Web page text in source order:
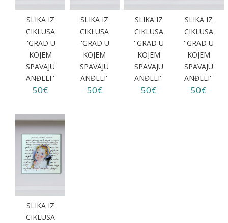
SLIKA IZ
CIKLUSA
''GRAD U
KOJEM
SPAVAJU
ANĐELI''
50€
SLIKA IZ
CIKLUSA
''GRAD U
KOJEM
SPAVAJU
ANĐELI''
50€
SLIKA IZ
CIKLUSA
''GRAD U
KOJEM
SPAVAJU
ANĐELI''
50€
SLIKA IZ
CIKLUSA
''GRAD U
KOJEM
SPAVAJU
ANĐELI''
50€
SLIKA IZ
CIKLUSA